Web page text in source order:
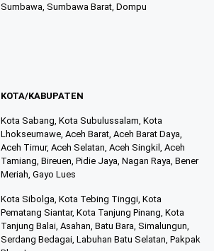
Sumbawa, Sumbawa Barat, Dompu
KOTA/KABUPATEN
Kota Sabang, Kota Subulussalam, Kota
Lhokseumawe, Aceh Barat, Aceh Barat Daya,
Aceh Timur, Aceh Selatan, Aceh Singkil, Aceh
Tamiang, Bireuen, Pidie Jaya, Nagan Raya, Bener
Meriah, Gayo Lues
Kota Sibolga, Kota Tebing Tinggi, Kota
Pematang Siantar, Kota Tanjung Pinang, Kota
Tanjung Balai, Asahan, Batu Bara, Simalungun,
Serdang Bedagai, Labuhan Batu Selatan, Pakpak